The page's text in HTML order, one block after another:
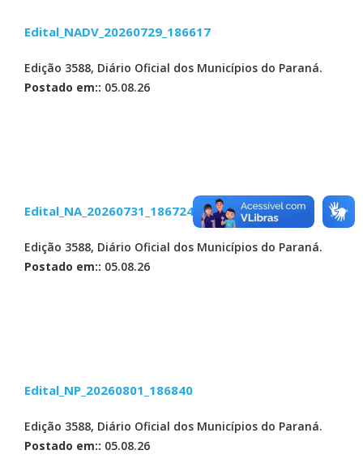
Edital_NADV_20260729_186617
Edição 3588, Diário Oficial dos Municípios do Paraná.
Postado em:: 05.08.26
Edital_NA_20260731_186724
Edição 3588, Diário Oficial dos Municípios do Paraná.
Postado em:: 05.08.26
Edital_NP_20260801_186840
Edição 3588, Diário Oficial dos Municípios do Paraná.
Postado em:: 05.08.26